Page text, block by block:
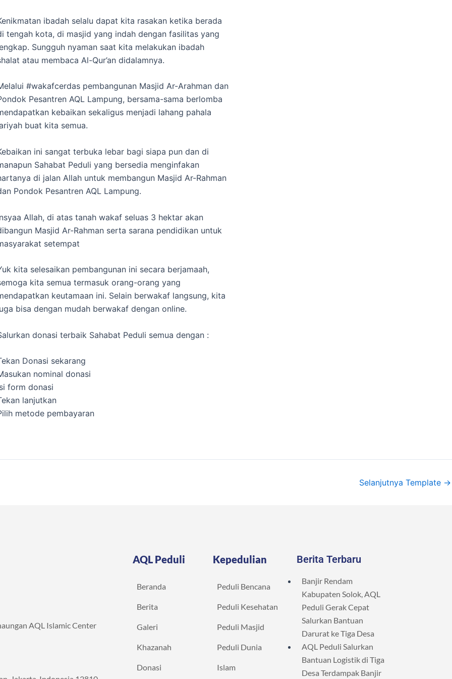
ibadah selalu dapat kita rasakan ketika berada
tengah kota, di masjid yang indah dengan fasilitas yang
Sungguh nyaman saat kita melakukan ibadah
atau membaca Al-Qur’an didalamnya.
#wakafcerdas pembangunan Masjid Ar-Arahman dan
Pesantren AQL Lampung, bersama-sama berlomba
kebaikan sekaligus menjadi lahang pahala
buat kita semua.
ini sangat terbuka lebar bagi siapa pun dan di
Sahabat Peduli yang bersedia menginfakan
di jalan Allah untuk membangun Masjid Ar-Rahman
Pondok Pesantren AQL Lampung.
Allah, di atas tanah wakaf seluas 3 hektar akan
Masjid Ar-Rahman serta sarana pendidikan untuk
setempat
kita selesaikan pembangunan ini secara berjamaah,
kita semua termasuk orang-orang yang
keutamaan ini. Selain berwakaf langsung, kita
bisa dengan mudah berwakaf dengan online.
donasi terbaik Sahabat Peduli semua dengan :
Donasi sekarang
nominal donasi
form donasi
lanjutkan
metode pembayaran
Selanjutnya Template →
AQL Islamic Center
AQL Peduli
Beranda
Berita
Galeri
Khazanah
Donasi
Kepedulian
Peduli Bencana
Peduli Kesehatan
Peduli Masjid
Peduli Dunia
Islam
Berita Terbaru
Banjir Rendam
Kabupaten Solok, AQL
Peduli Gerak Cepat
Salurkan Bantuan
Darurat ke Tiga Desa
AQL Peduli Salurkan
Bantuan Logistik di Tiga
Desa Terdampak Banjir